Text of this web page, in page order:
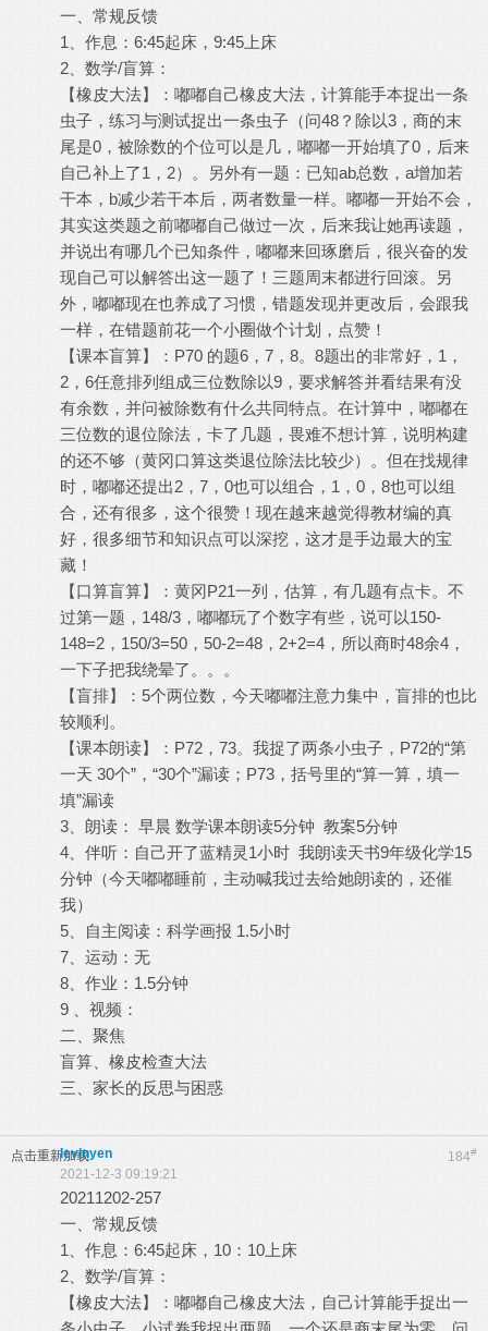
一、常规反馈
1、作息：6:45起床，9:45上床
2、数学/盲算：
【橡皮大法】：嘟嘟自己橡皮大法，计算能手本捉出一条
虫子，练习与测试捉出一条虫子（问48？除以3，商的末
尾是0，被除数的个位可以是几，嘟嘟一开始填了0，后来
自己补上了1，2）。另外有一题：已知ab总数，a增加若
干本，b减少若干本后，两者数量一样。嘟嘟一开始不会，
其实这类题之前嘟嘟自己做过一次，后来我让她再读题，
并说出有哪几个已知条件，嘟嘟来回琢磨后，很兴奋的发
现自己可以解答出这一题了！三题周末都进行回滚。另
外，嘟嘟现在也养成了习惯，错题发现并更改后，会跟我
一样，在错题前花一个小圈做个计划，点赞！
【课本盲算】：P70 的题6，7，8。8题出的非常好，1，
2，6任意排列组成三位数除以9，要求解答并看结果有没
有余数，并问被除数有什么共同特点。在计算中，嘟嘟在
三位数的退位除法，卡了几题，畏难不想计算，说明构建
的还不够（黄冈口算这类退位除法比较少）。但在找规律
时，嘟嘟还提出2，7，0也可以组合，1，0，8也可以组
合，还有很多，这个很赞！现在越来越觉得教材编的真
好，很多细节和知识点可以深挖，这才是手边最大的宝
藏！
【口算盲算】：黄冈P21一列，估算，有几题有点卡。不
过第一题，148/3，嘟嘟玩了个数字有些，说可以150-
148=2，150/3=50，50-2=48，2+2=4，所以商时48余4，
一下子把我绕晕了。。。
【盲排】：5个两位数，今天嘟嘟注意力集中，盲排的也比
较顺利。
【课本朗读】：P72，73。我捉了两条小虫子，P72的“第
一天 30个”，“30个”漏读；P73，括号里的“算一算，填一
填”漏读
3、朗读： 早晨 数学课本朗读5分钟 教案5分钟
4、伴听：自己开了蓝精灵1小时 我朗读天书9年级化学15
分钟（今天嘟嘟睡前，主动喊我过去给她朗读的，还催
我）
5、自主阅读：科学画报 1.5小时
7、运动：无
8、作业：1.5分钟
9 、视频：
二、聚焦
盲算、橡皮检查大法
三、家长的反思与困惑
点击重新加载 184#
levinyen
2021-12-3 09:19:21
20211202-257
一、常规反馈
1、作息：6:45起床，10：10上床
2、数学/盲算：
【橡皮大法】：嘟嘟自己橡皮大法，自己计算能手捉出一